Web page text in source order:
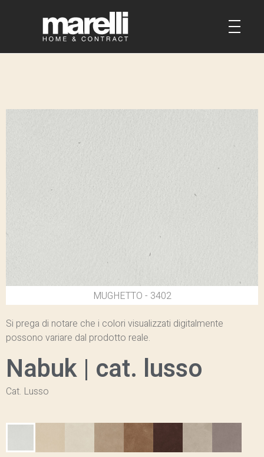
3402 - MUGHETTO
Si prega di notare che i colori visualizzati digitalmente
possono variare dal prodotto reale.
Nabuk | cat. lusso
Cat. Lusso